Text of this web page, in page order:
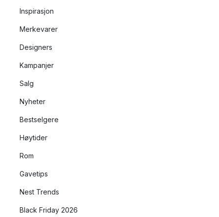
Inspirasjon
Merkevarer
Designers
Kampanjer
Salg
Nyheter
Bestselgere
Høytider
Rom
Gavetips
Nest Trends
Black Friday 2026